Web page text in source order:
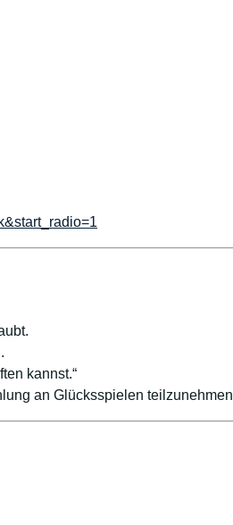
kannst.“
an Glücksspielen teilzunehmen